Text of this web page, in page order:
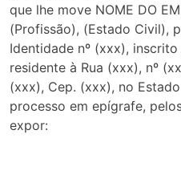
que lhe move NOME DO
(Profissão), (Estado Civil),
Identidade nº (xxx),
residente à Rua (xxx), nº
(xxx), Cep. (xxx), no
processo em epígrafe,
expor: